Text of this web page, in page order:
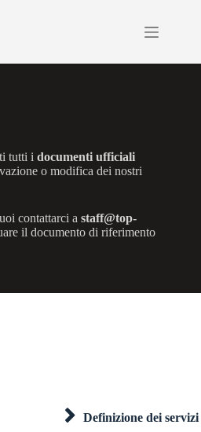
tutti i documenti ufficiali
o modifica dei nostri
contattarci a staff@top-
il documento di riferimento
Definizione dei servizi